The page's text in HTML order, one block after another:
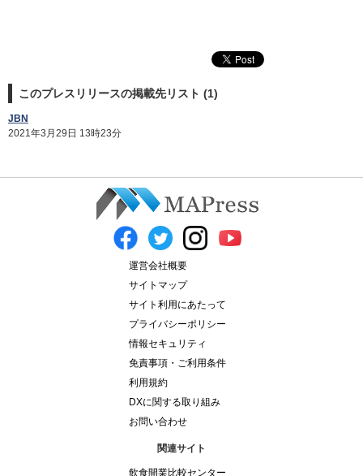
このプレスリリースの掲載先リスト (1)
JBN
2021年3月29日 13時23分
運営会社概要
サイトマップ
サイト利用にあたって
プライバシーポリシー
情報セキュリティ
免責事項・ご利用条件
利用規約
DXに関する取り組み
お問い合わせ
関連サイト
飲食開業比較センター